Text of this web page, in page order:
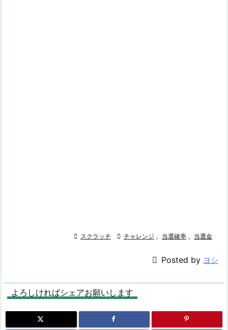
 スクラッチ  チャレンジ , 当選確率 , 当選金
 Posted by ヨシ
よろしければシェアお願いします